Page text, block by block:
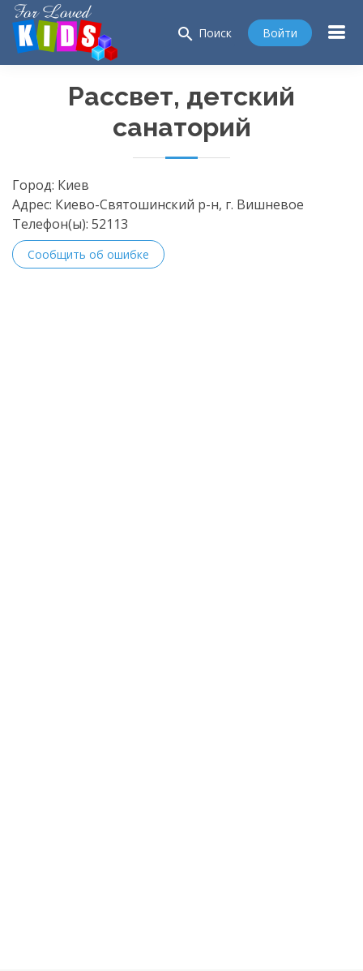
search Поиск Войти
Рассвет, детский
санаторий
Город: Киев
Адрес: Киево-Святошинский р-н, г. Вишневое
Телефон(ы): 52113
Сообщить об ошибке